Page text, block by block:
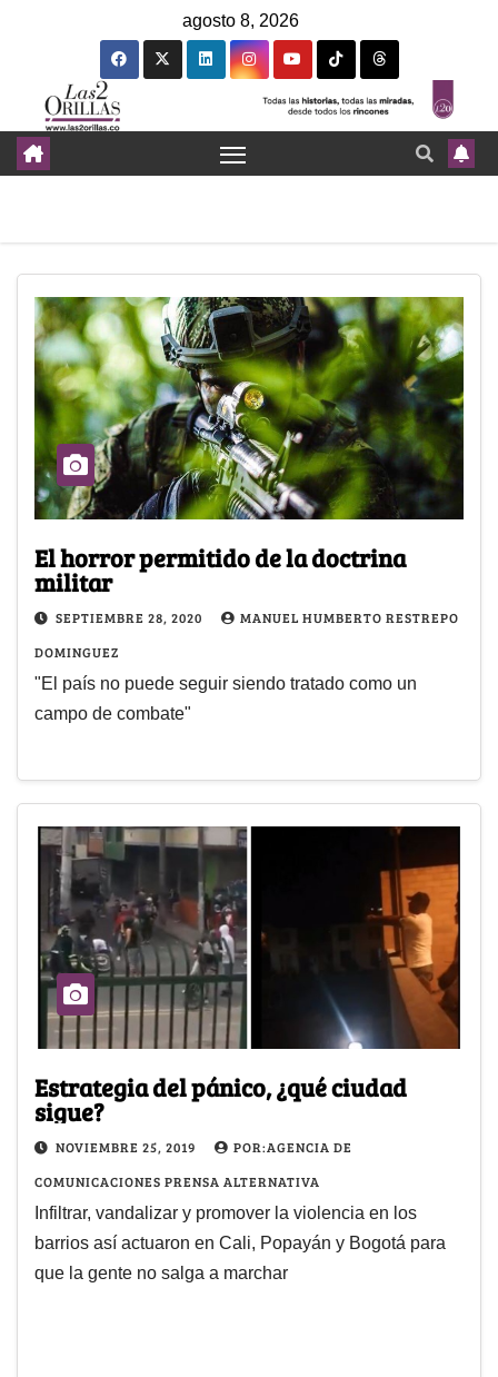
agosto 8, 2026
El horror permitido de la doctrina
militar
SEPTIEMBRE 28, 2020
MANUEL HUMBERTO RESTREPO
DOMINGUEZ
"El país no puede seguir siendo tratado como un
campo de combate"
Estrategia del pánico, ¿qué ciudad
sigue?
NOVIEMBRE 25, 2019
POR:AGENCIA DE
COMUNICACIONES PRENSA ALTERNATIVA
Infiltrar, vandalizar y promover la violencia en los
barrios así actuaron en Cali, Popayán y Bogotá para
que la gente no salga a marchar